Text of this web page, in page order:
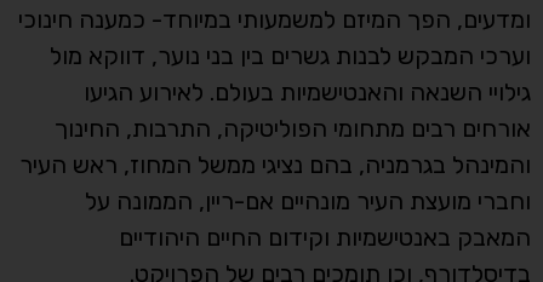
ומדעים, הפך המיזם למשמעותי במיוחד- כמענה חינוכי
וערכי המבקש לבנות גשרים בין בני נוער, דווקא מול
גילויי השנאה והאנטישמיות בעולם. לאירוע הגיעו
אורחים רבים מתחומי הפוליטיקה, התרבות, החינוך
והמינהל בגרמניה, בהם נציגי ממשל המחוז, ראש העיר
וחברי מועצת העיר מונהיים אם-ריין, הממונה על
המאבק באנטישמיות וקידום החיים היהודיים
בדיסלדורף, וכן תומכים רבים של הפרויקט.